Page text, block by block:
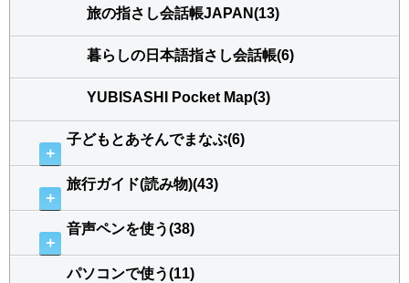
旅の指さし会話帳JAPAN(13)
暮らしの日本語指さし会話帳(6)
YUBISASHI Pocket Map(3)
＋
子どもとあそんでまなぶ(6)
＋
旅行ガイド(読み物)(43)
＋
音声ペンを使う(38)
パソコンで使う(11)